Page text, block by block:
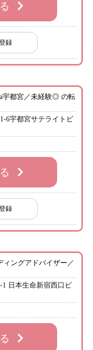
録
宇都宮／未経験◎ の転
6宇都宮サテライトビ
録
ィングアドバイザー／
日本生命新宿西口ビ